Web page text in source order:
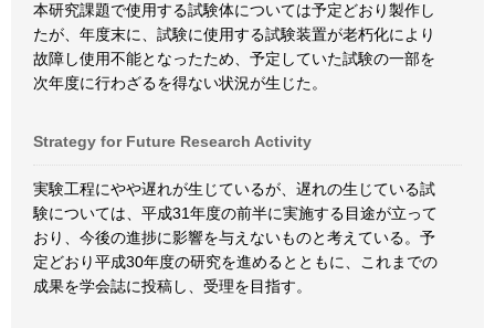
本研究課題で使用する試験体については予定どおり製作し
たが、年度末に、試験に使用する試験装置が老朽化により
故障し使用不能となったため、予定していた試験の一部を
次年度に行わざるを得ない状況が生じた。
Strategy for Future Research Activity
実験工程にやや遅れが生じているが、遅れの生じている試
験については、平成31年度の前半に実施する目途が立って
おり、今後の進捗に影響を与えないものと考えている。予
定どおり平成30年度の研究を進めるとともに、これまでの
成果を学会誌に投稿し、受理を目指す。